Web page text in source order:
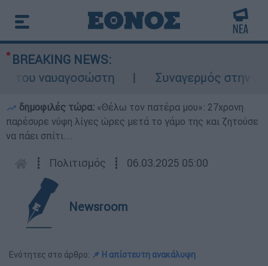
BREAKING NEWS:
ναυαγοσώστη
Συναγερμός στην
δημοφιλές τώρα: «Θέλω τον πατέρα μου»: 27χρονη
παρέσυρε νύφη λίγες ώρες μετά το γάμο της και ζητούσε
να πάει σπίτι...
┋ Πολιτισμός ┋ 06.03.2025 05:00
Newsroom
Ενότητες στο άρθρο: 📌 Η απίστευτη ανακάλυψη